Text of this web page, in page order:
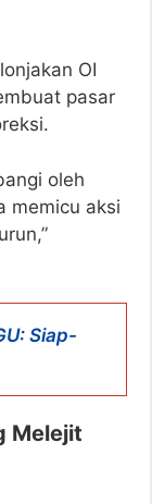
OI
pasar
oleh
memicu aksi
Siap-
Melejit